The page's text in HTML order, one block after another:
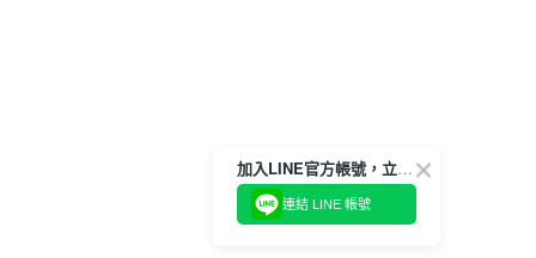
加入LINE官方帳號，立即獲得$100購物金!
連結 LINE 帳號